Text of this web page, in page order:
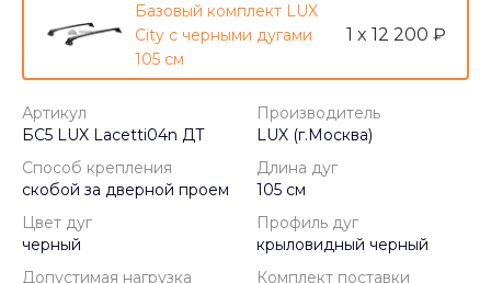
- + Купить
Базовый комплект LUX
City с черными дугами
105 см
1 x 12 200 ₽
Артикул
БС5 LUX Lacetti04n ДТ
Производитель
LUX (г.Москва)
Способ крепления
скобой за дверной проем
Длина дуг
105 см
Цвет дуг
черный
Профиль дуг
крыловидный черный
Допустимая нагрузка
Комплект поставки